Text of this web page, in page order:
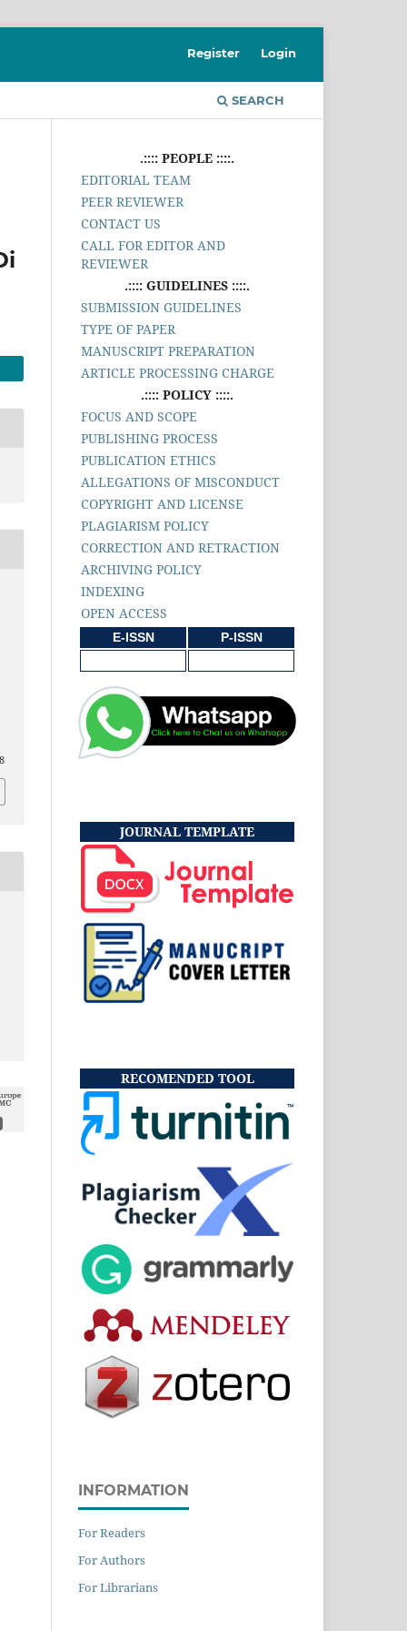
SEARCH
Register Login
.:::: PEOPLE ::::.
EDITORIAL TEAM
PEER REVIEWER
CONTACT US
CALL FOR EDITOR AND
REVIEWER
.:::: GUIDELINES ::::.
SUBMISSION GUIDELINES
TYPE OF PAPER
MANUSCRIPT PREPARATION
ARTICLE PROCESSING CHARGE
.:::: POLICY ::::.
FOCUS AND SCOPE
PUBLISHING PROCESS
PUBLICATION ETHICS
ALLEGATIONS OF MISCONDUCT
COPYRIGHT AND LICENSE
PLAGIARISM POLICY
CORRECTION AND RETRACTION
ARCHIVING POLICY
INDEXING
OPEN ACCESS
E-ISSN P-ISSN
JOURNAL TEMPLATE
RECOMENDED TOOL
INFORMATION
For Readers
For Authors
For Librarians